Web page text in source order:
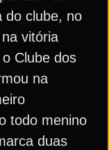
do clube, no
vitória
Clube dos
na
todo menino
duas